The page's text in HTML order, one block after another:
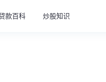
款百科 炒股知识